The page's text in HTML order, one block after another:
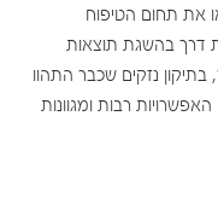
את תחום הטיפוח
דרך בהשגת תוצאות
נזקים שכבר התהוו
רבות ומגוונות